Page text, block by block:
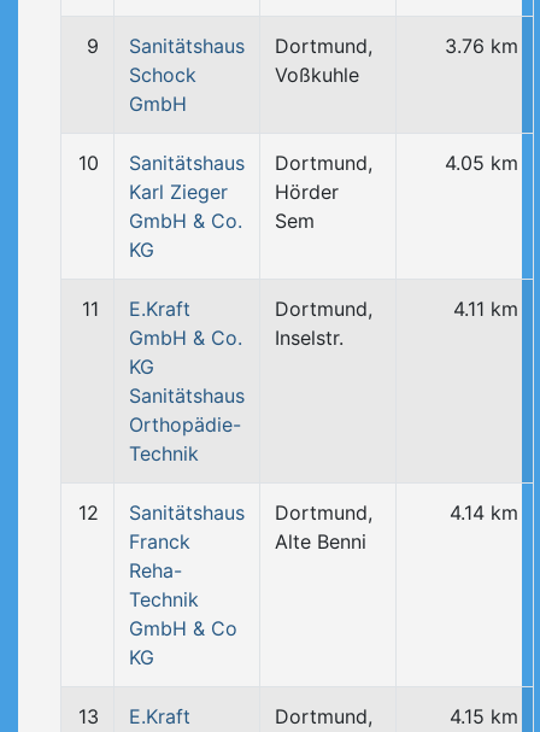
9
Sanitätshaus
Schock
GmbH
Dortmund,
Voßkuhle
3.76 km
10
Sanitätshaus
Karl Zieger
GmbH & Co.
KG
Dortmund,
Hörder
Sem
4.05 km
11
E.Kraft
GmbH & Co.
KG
Sanitätshaus
Orthopädie-
Technik
Dortmund,
Inselstr.
4.11 km
12
Sanitätshaus
Franck
Reha-
Technik
GmbH & Co
KG
Dortmund,
Alte Benni
4.14 km
13
E.Kraft
Dortmund,
4.15 km